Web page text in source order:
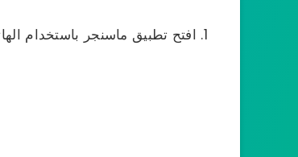
افتح تطبيق ماسنجر باستخدام